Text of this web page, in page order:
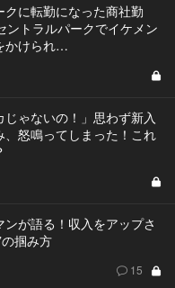
クに転勤になった商社勤
ントラルパークでイケメン
かけられ…
じゃないの！」思わず新入
、怒鳴ってしまった！これ
が語る！収入をアップさ
掴み方
15